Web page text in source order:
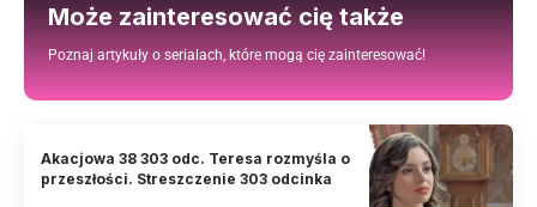
Może zainteresować cię także
Poznaj artykuły o serialach, które mogą cię zainteresować!
Akacjowa 38 303 odc. Teresa rozmyśla o
przeszłości. Streszczenie 303 odcinka